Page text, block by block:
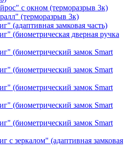
с окном (терморазрыв 3к)
(терморазрыв 3к)
(адаптивная замковая часть)
(биометрическая дверная ручка
(биометрический замок Smart
(биометрический замок Smart
(биометрический замок Smart
(биометрический замок Smart
(биометрический замок Smart
с зеркалом" (адаптивная замковая